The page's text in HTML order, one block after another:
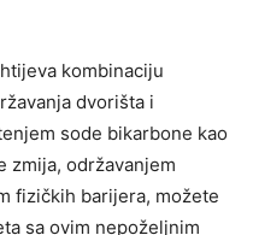
kombinaciju
dvorišta i
sode bikarbone kao
zmija, održavanjem
fizičkih barijera, možete
sa ovim nepoželjnim